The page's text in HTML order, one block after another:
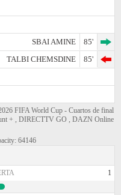
SBAI AMINE
85'
TALBI CHEMSDINE
85'
FIFA World Cup - Cuartos de final
+ , DIRECTTV GO , DAZN Online
64146
1